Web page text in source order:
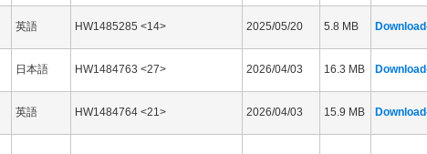
英語 HW1485285 <14> 2025/05/20 5.8 MB
日本語 HW1484763 <27> 2026/04/03 16.3 MB
英語 HW1484764 <21> 2026/04/03 15.9 MB